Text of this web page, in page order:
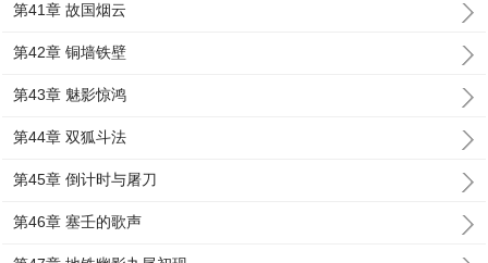
第41章 故国烟云
第42章 铜墙铁壁
第43章 魅影惊鸿
第44章 双狐斗法
第45章 倒计时与屠刀
第46章 塞壬的歌声